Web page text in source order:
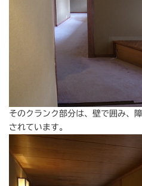
そのクランク部分は、壁で囲み、
されています。